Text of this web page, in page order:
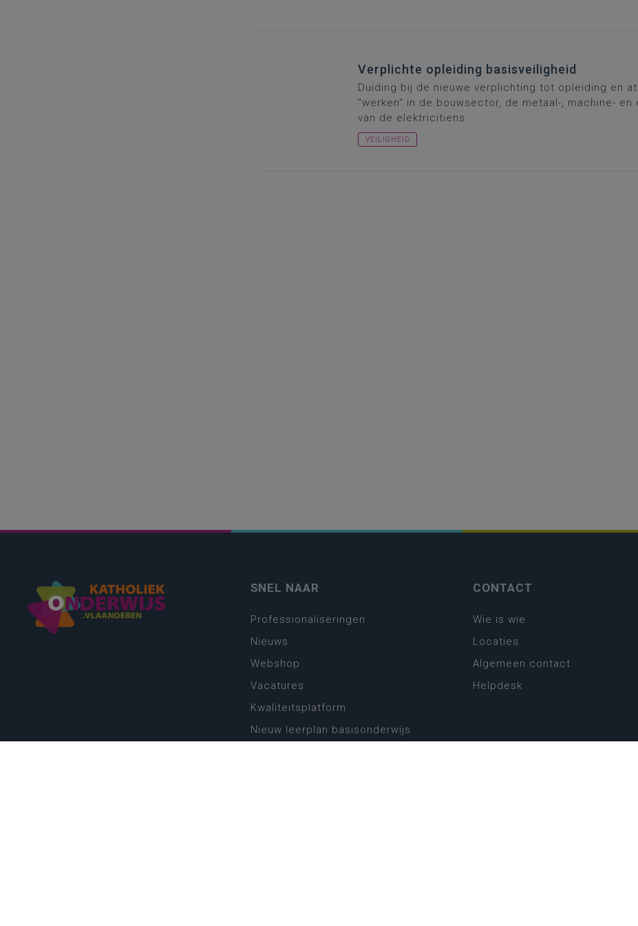
Verplichte opleiding basisveiligheid​
Duiding bij de nieuwe verplichting tot opleiding en
"werken" in de bouwsector, de metaal-, machine-
van de elektricitiens.
VEILIGHEID
SNEL NAAR
Professionaliseringen
Nieuws
Webshop
Vacatures
Kwaliteitsplatform
Nieuw leerplan basisonderwijs
CONTACT
Wie is wie
Locaties
Algemeen contact
Helpdesk